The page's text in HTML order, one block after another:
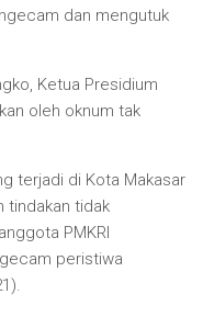
dan mengutuk
Ketua Presidium
oleh oknum tak
terjadi di Kota Makasar
tindakan tidak
PMKRI
peristiwa